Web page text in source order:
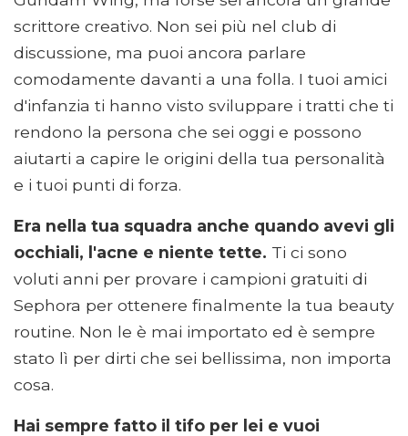
scrittore creativo. Non sei più nel club di
discussione, ma puoi ancora parlare
comodamente davanti a una folla. I tuoi amici
d'infanzia ti hanno visto sviluppare i tratti che ti
rendono la persona che sei oggi e possono
aiutarti a capire le origini della tua personalità
e i tuoi punti di forza.
Era nella tua squadra anche quando avevi gli
occhiali, l'acne e niente tette. Ti ci sono
voluti anni per provare i campioni gratuiti di
Sephora per ottenere finalmente la tua beauty
routine. Non le è mai importato ed è sempre
stato lì per dirti che sei bellissima, non importa
cosa.
Hai sempre fatto il tifo per lei e vuoi